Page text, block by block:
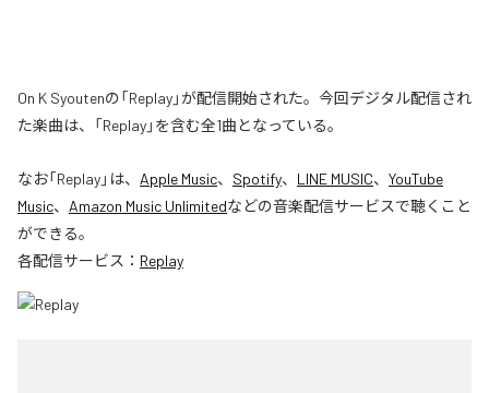
On K Syoutenの「Replay」が配信開始された。今回デジタル配信され
た楽曲は、「Replay」を含む全1曲となっている。
なお「Replay」は、 Apple Music、 Spotify、 LINE MUSIC、 YouTube
Music、 Amazon Music Unlimitedなどの音楽配信サービスで聴くこと
ができる。
各配信サービス： Replay